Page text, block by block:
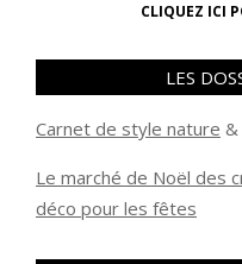
CLIQUEZ ICI
LES
Carnet de style nature &
Le marché de Noël des
déco pour les fêtes